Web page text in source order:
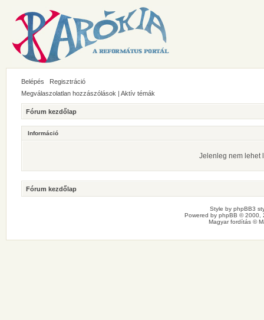
Belépés
Regisztráció
Megválaszolatlan hozzászólások | Aktív témák
Fórum kezdőlap
Információ
Jelenleg nem lehet
Fórum kezdőlap
Style by phpBB3
Powered by phpBB © 2000,
Magyar fordítás ©